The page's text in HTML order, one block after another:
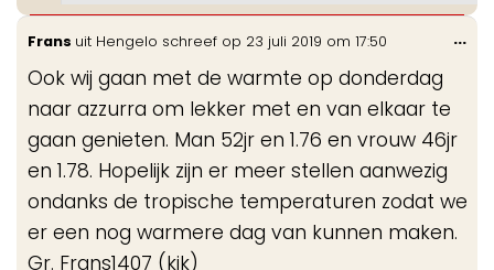
Frans uit Hengelo schreef op 23 juli 2019 om 17:50
Ook wij gaan met de warmte op donderdag
naar azzurra om lekker met en van elkaar te
gaan genieten. Man 52jr en 1.76 en vrouw 46jr
en 1.78. Hopelijk zijn er meer stellen aanwezig
ondanks de tropische temperaturen zodat we
er een nog warmere dag van kunnen maken.
Gr. Frans1407 (kik)
...